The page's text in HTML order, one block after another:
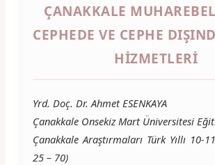
ÇANAKKALE
CEPHEDE VE CEPHE
HİZMETLERİ
Yrd. Doç. Dr. Ahmet ESENKAYA
Çanakkale Onsekiz Mart Üniversitesi
Çanakkale Araştırmaları Türk Yıllı 10-
25 – 70)